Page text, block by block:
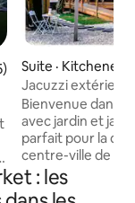
de 4,89 sur 5,
Suite · Kitchener
Jacuzzi extérieur
de bain, suite
Bienvenue dans
avec jardin et
parfait pour la
centre-ville de
à quelques pas
boulangeries,
: les